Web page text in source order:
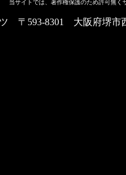
当サイトでは、著作権保護のため許可無
〒593-8301 大阪府堺市